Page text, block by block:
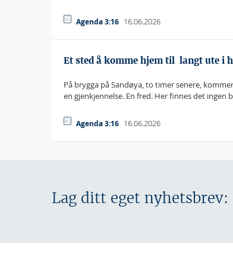
Agenda 3:16 16.06.2026
Et sted å komme hjem til  langt ute i
På brygga på Sandøya, to timer senere,
en gjenkjennelse. En fred. Her finnes det ingen
Agenda 3:16 16.06.2026
Lag ditt eget nyhetsbrev: